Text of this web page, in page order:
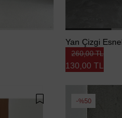
Yan Çizgi
130,00 TL
260,00 TL
%50